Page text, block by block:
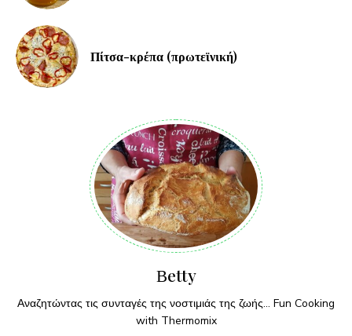
Πίτσα-κρέπα (πρωτεϊνική)
Βetty
Αναζητώντας τις συνταγές της νοστιμιάς της ζωής... Fun Cooking
with Thermomix